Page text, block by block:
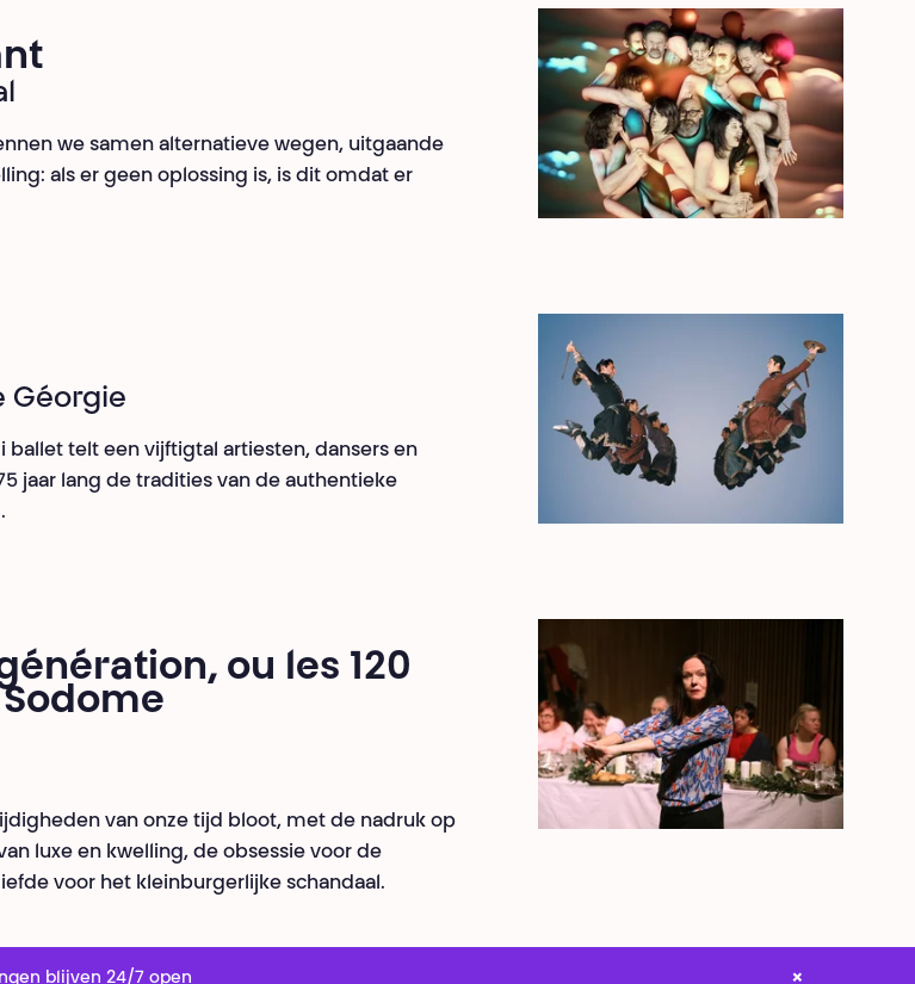
we samen alternatieve wegen, uitgaande
als er geen oplossing is, is dit omdat er
Géorgie
ballet telt een vijftigtal artiesten, dansers en
jaar lang de tradities van de authentieke
ou les 120
van onze tijd bloot, met de nadruk op
luxe en kwelling, de obsessie voor de
voor het kleinburgerlijke schandaal.
blijven 24/7 open ×